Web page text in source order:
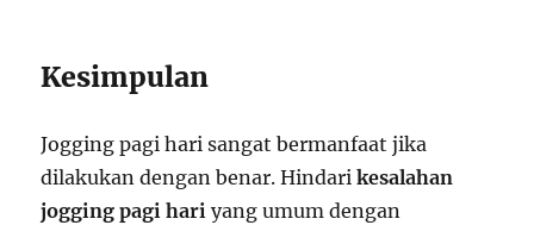
Kesimpulan
Jogging pagi hari sangat bermanfaat jika
dilakukan dengan benar. Hindarikesalahan
jogging pagi hari yang umum dengan